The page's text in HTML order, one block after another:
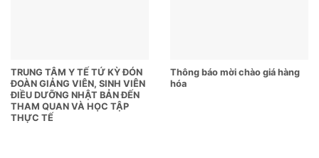
TRUNG TÂM Y TẾ TỨ KỲ ĐÓN
ĐOÀN GIẢNG VIÊN, SINH VIÊN
ĐIỀU DƯỠNG NHẬT BẢN ĐẾN
THAM QUAN VÀ HỌC TẬP
THỰC TẾ
Thông báo mời chào giá hàng
hóa